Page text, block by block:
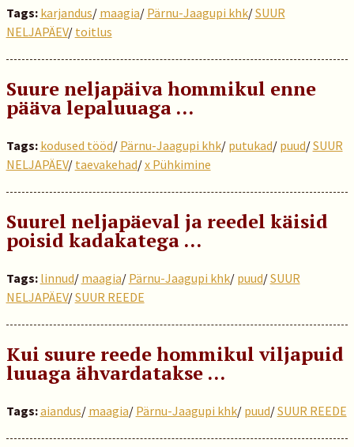
Tags: karjandus/ maagia/ Pärnu-Jaagupi khk/SUUR
NELJAPÄEV/ toitlus
Suure neljapäiva hommikul enne
pääva lepaluuaga …
Tags: kodused tööd/ Pärnu-Jaagupi khk/ putukad/ puud/SUUR
NELJAPÄEV/ taevakehad/x Pühkimine
Suurel neljapäeval ja reedel käisid
poisid kadakatega …
Tags: linnud/ maagia/ Pärnu-Jaagupi khk/ puud/SUUR
NELJAPÄEV/SUUR REEDE
Kui suure reede hommikul viljapuid
luuaga ähvardatakse …
Tags:aiandus/ maagia/ Pärnu-Jaagupi khk/ puud/SUUR REEDE